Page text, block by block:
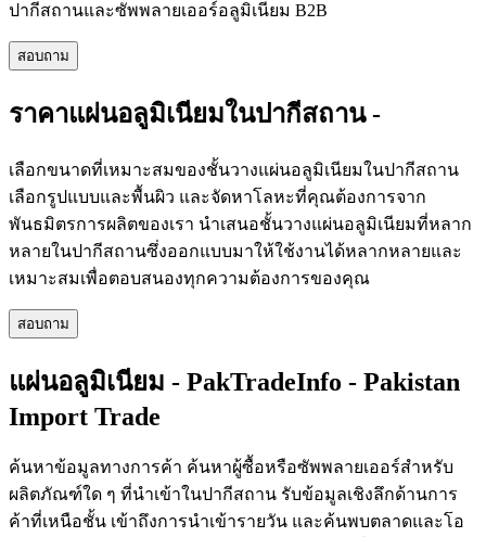
ปากีสถานและซัพพลายเออร์อลูมิเนียม B2B
สอบถาม
ราคาแผ่นอลูมิเนียมในปากีสถาน -
เลือกขนาดที่เหมาะสมของชั้นวางแผ่นอลูมิเนียมในปากีสถาน
เลือกรูปแบบและพื้นผิว และจัดหาโลหะที่คุณต้องการจาก
พันธมิตรการผลิตของเรา นำเสนอชั้นวางแผ่นอลูมิเนียมที่หลาก
หลายในปากีสถานซึ่งออกแบบมาให้ใช้งานได้หลากหลายและ
เหมาะสมเพื่อตอบสนองทุกความต้องการของคุณ
สอบถาม
แผ่นอลูมิเนียม - PakTradeInfo - Pakistan
Import Trade
ค้นหาข้อมูลทางการค้า ค้นหาผู้ซื้อหรือซัพพลายเออร์สำหรับ
ผลิตภัณฑ์ใด ๆ ที่นำเข้าในปากีสถาน รับข้อมูลเชิงลึกด้านการ
ค้าที่เหนือชั้น เข้าถึงการนำเข้ารายวัน และค้นพบตลาดและโอ